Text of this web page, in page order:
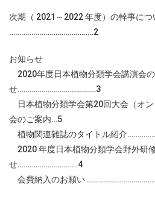
次期（ 2021～2022 年度）の幹事に
……………………………………2
お知らせ
2020年度日本植物分類学会講演会
せ…………………………………3
日本植物分類学会第20回大会（オ
会のご案内…5
植物関連雑誌のタイトル紹介
2020 年度日本植物分類学会野外研
せ…………………………4
会費納入のお願い